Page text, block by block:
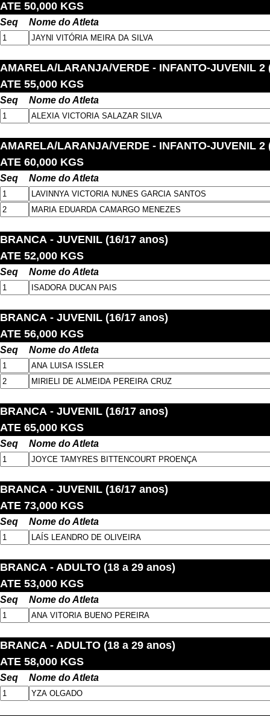
ATE 50,000 KGS
Seq Nome do Atleta
AMARELA/LARANJA/VERDE - INFANTO-JUVENIL 2
ATE 55,000 KGS
Seq Nome do Atleta
AMARELA/LARANJA/VERDE - INFANTO-JUVENIL 2
ATE 60,000 KGS
Seq Nome do Atleta
BRANCA - JUVENIL (16/17 anos)
ATE 52,000 KGS
Seq Nome do Atleta
BRANCA - JUVENIL (16/17 anos)
ATE 56,000 KGS
Seq Nome do Atleta
BRANCA - JUVENIL (16/17 anos)
ATE 65,000 KGS
Seq Nome do Atleta
BRANCA - JUVENIL (16/17 anos)
ATE 73,000 KGS
Seq Nome do Atleta
BRANCA - ADULTO (18 a 29 anos)
ATE 53,000 KGS
Seq Nome do Atleta
BRANCA - ADULTO (18 a 29 anos)
ATE 58,000 KGS
Seq Nome do Atleta